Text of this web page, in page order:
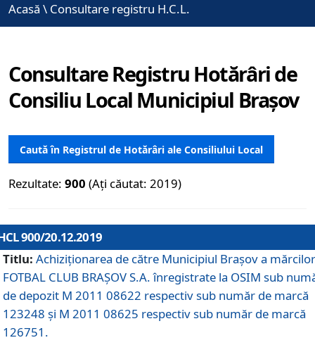
Acasă \ Consultare registru H.C.L.
Consultare Registru Hotărâri de
Consiliu Local Municipiul Brașov
Caută în Registrul de Hotărâri ale Consiliului Local
Rezultate: 900 (Ați căutat: 2019)
900/20.12.2019
Titlu: Achiziționarea de către Municipiul Brașov a mărcilor
FOTBAL CLUB BRAȘOV S.A. înregistrate la OSIM sub
de depozit M 2011 08622 respectiv sub număr de marcă
123248 și M 2011 08625 respectiv sub număr de marcă
126751.